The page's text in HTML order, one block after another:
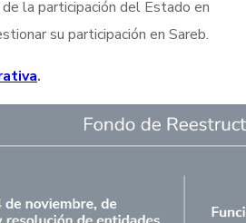
la participación del Estado en
su participación en Sareb.
.